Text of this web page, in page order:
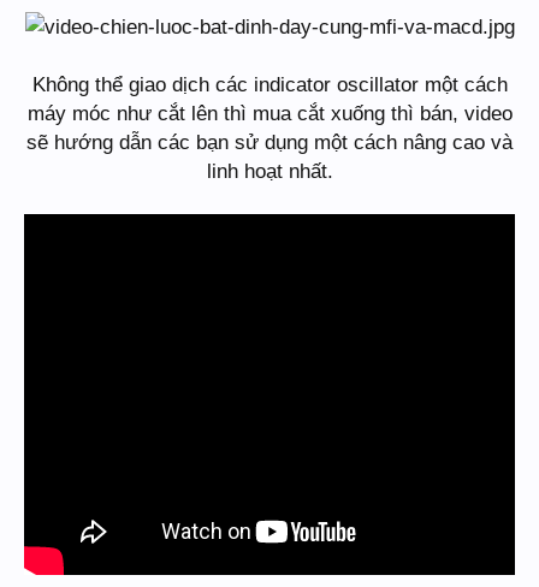
Không thể giao dịch các indicator oscillator một cách
máy móc như cắt lên thì mua cắt xuống thì bán, video
sẽ hướng dẫn các bạn sử dụng một cách nâng cao và
linh hoạt nhất.